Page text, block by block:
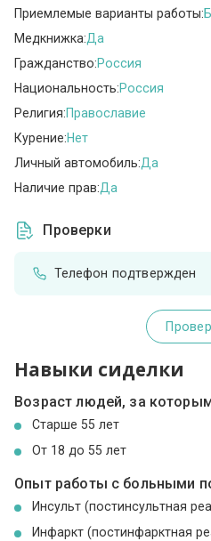
Приемлемые варианты работы:
Медкнижка:Да
Гражданство:Россия
Национальность:Россия
Религия:Православие
Курение:Нет
Личный автомобиль:Да
Наличие прав:Да
Проверки
Телефон подтвержден
Навыки сиделки
Возраст людей, за
Cтарше 55 лет
От 18 до 55 лет
Опыт работы с больными
Инсульт (постинсультная
Инфаркт (постинфарктная